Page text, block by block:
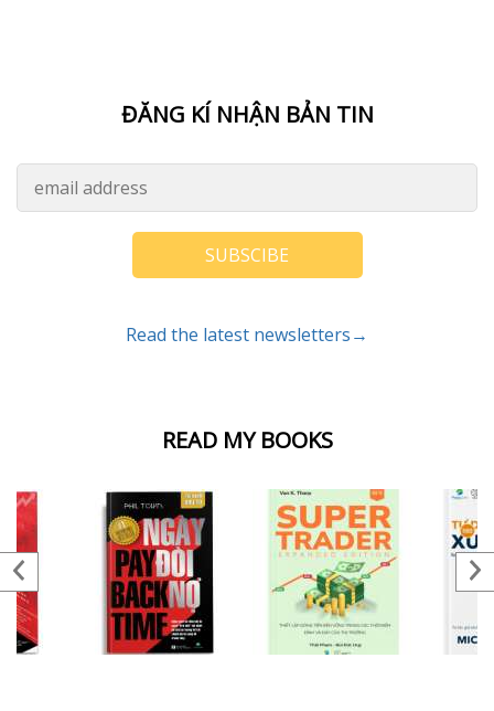
READ MY BOOKS
ĐĂNG KÍ NHẬN BẢN TIN
SUBSCIBE
Read the latest newsletters→